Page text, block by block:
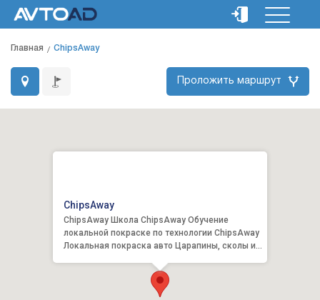
Главная ChipsAway
Проложить маршрут
ChipsAway
ChipsAway Школа ChipsAway Обучение
локальной покраске по технологии ChipsAway
Локальная покраска авто Царапины, сколы и